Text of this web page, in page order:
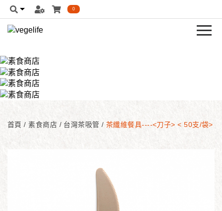
0
首頁/ 素食商店 /台灣茶吸管/ 茶纖維餐具----<刀子> < 50支/袋>